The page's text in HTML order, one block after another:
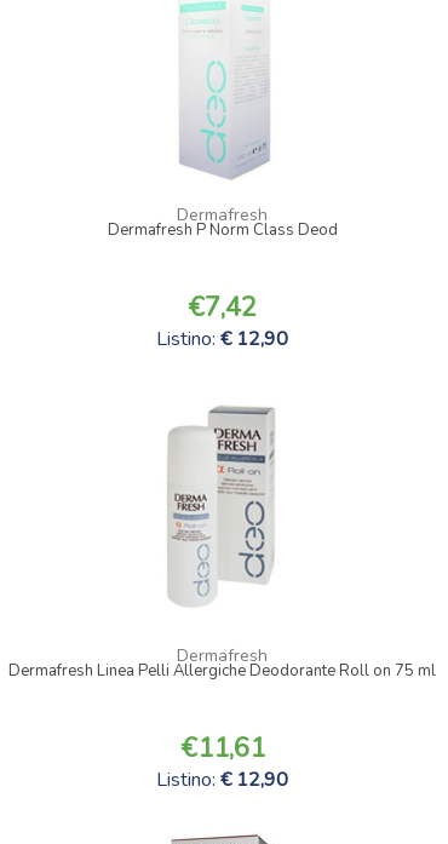
Dermafresh
Dermafresh P Norm Class Deod
7,42
Listino:12,90
Dermafresh
Dermafresh Linea Pelli Allergiche Deodorante Roll on 75 ml
11,61
Listino:12,90